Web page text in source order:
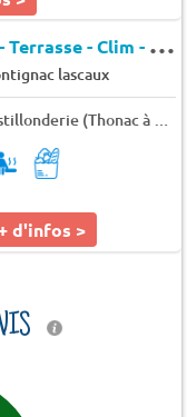
M
obil home - Terrasse - Clim - TV 4 pers.
lascaux
Camping La Castillonderie (Thonac à 4 km)
d'infos >